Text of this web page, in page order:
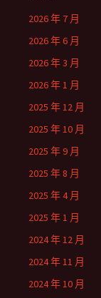
2026 年 7 月
2026 年 6 月
2026 年 3 月
2026 年 1 月
2025 年 12 月
2025 年 10 月
2025 年 9 月
2025 年 8 月
2025 年 4 月
2025 年 1 月
2024 年 12 月
2024 年 11 月
2024 年 10 月